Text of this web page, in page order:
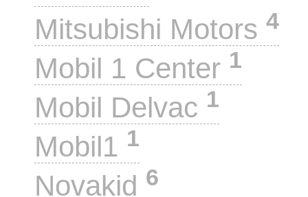
Mitsubishi Motors 4
Mobil 1 Center 1
Mobil Delvac 1
Mobil1 1
Novakid 6